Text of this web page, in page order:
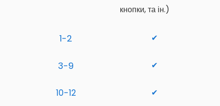
кнопки, та ін.)
1-2 ✔
3-9 ✔
10-12 ✔